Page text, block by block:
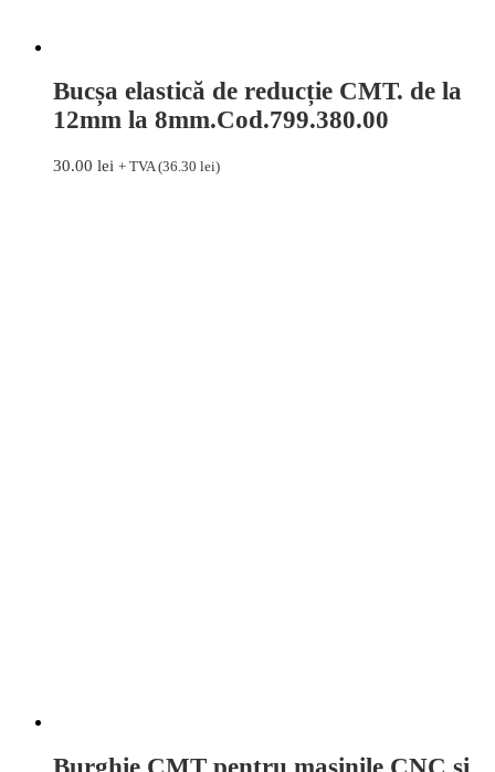
Bucșa elastică de reducție CMT. de la
12mm la 8mm.Cod.799.380.00
30.00 lei + TVA (36.30 lei)